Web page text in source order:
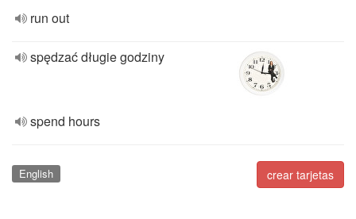
run out
spędzać długie godziny
spend hours
crear tarjetas
English